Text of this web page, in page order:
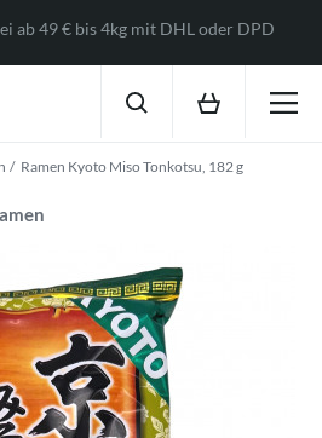
ab 49 € bis 4kg mit DHL oder DPD
Ramen Kyoto Miso Tonkotsu, 182 g